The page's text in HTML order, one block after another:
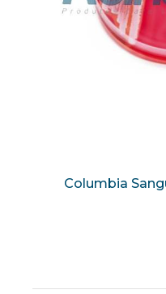
Columbia